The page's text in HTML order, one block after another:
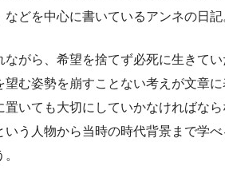
どを中心に書いているアンネの日記
がら、希望を捨てず必死に生きて
む姿勢を崩すことない考えが文章
置いても大切にしていかなければな
いう人物から当時の時代背景まで学